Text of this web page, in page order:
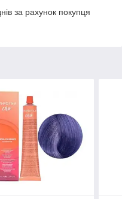
за рахунок покупця